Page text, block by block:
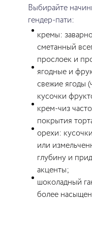
Выбирайте
гендер-пати:
кремы:
сметанный
прослоек и
ягодные и
свежие ягоды
кусочки
крем-чиз
покрытия
орехи:
или
глубину и
акценты;
шоколадный
более